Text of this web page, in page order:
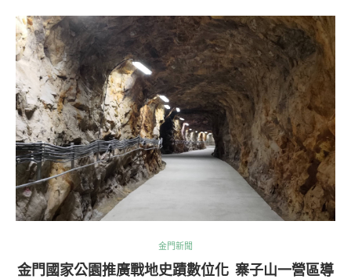
金門新聞
金門國家公園推廣戰地史蹟數位化 寨子山一營區導